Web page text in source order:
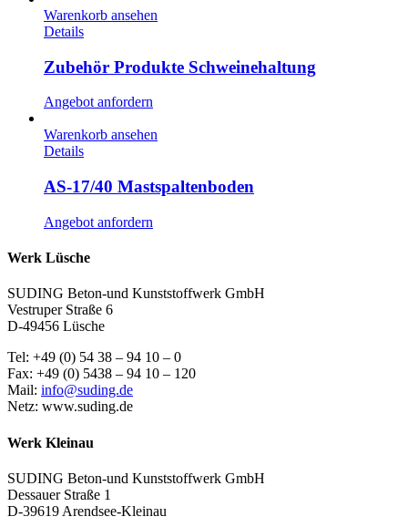
Warenkorb ansehen
Details
Zubehör Produkte Schweinehaltung
Angebot anfordern
Warenkorb ansehen
Details
AS-17/40 Mastspaltenboden
Angebot anfordern
Werk Lüsche
SUDING Beton-und Kunststoffwerk GmbH
Vestruper Straße 6
D-49456 Lüsche
Tel: +49 (0) 54 38 – 94 10 – 0
Fax: +49 (0) 5438 – 94 10 – 120
Mail: info@suding.de
Netz: www.suding.de
Werk Kleinau
SUDING Beton-und Kunststoffwerk GmbH
Dessauer Straße 1
D-39619 Arendsee-Kleinau